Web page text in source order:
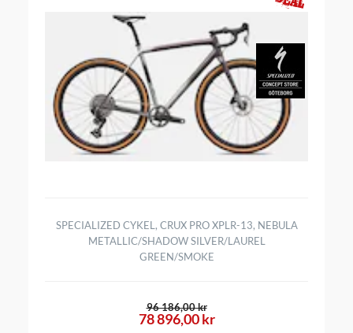
SPECIALIZED CYKEL, CRUX PRO XPLR-13, NEBULA
METALLIC/SHADOW SILVER/LAUREL
GREEN/SMOKE
78 896,00 kr
96 186,00 kr